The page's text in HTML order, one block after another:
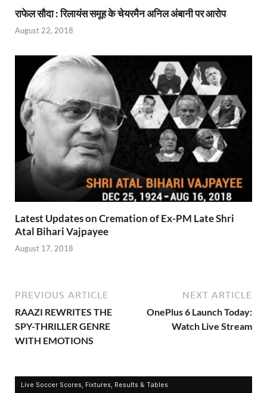
राफेल सौदा : रिलायंस समूह के चेयरमैन अनिल अंबानी पर आरोप
August 22, 2018
Latest Updates on Cremation of Ex-PM Late Shri
Atal Bihari Vajpayee
August 17, 2018
PREVIOUS ARTICLE
RAAZI REWRITES THE
SPY-THRILLER GENRE
WITH EMOTIONS
NEXT ARTICLE
OnePlus 6 Launch Today:
Watch Live Stream